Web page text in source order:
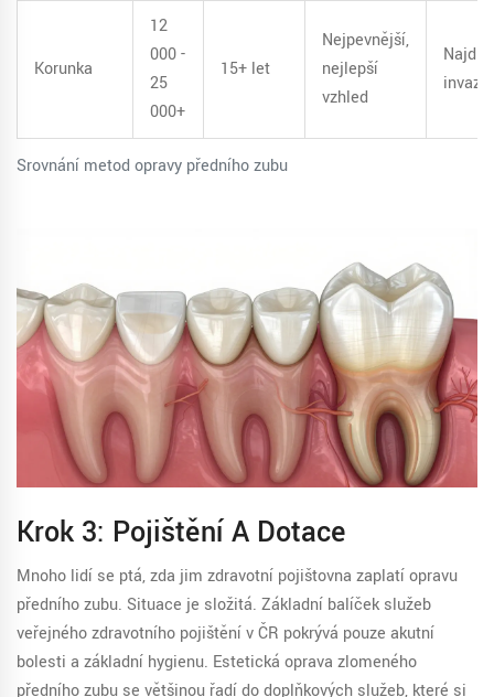
Srovnání metod opravy předního zubu
Korunka
12
000 -
25
000+
15+ let
Nejpevnější,
nejlepší
vzhled
Krok 3: Pojištění A Dotace
Mnoho lidí se ptá, zda jim zdravotní pojišťovna zaplatí opravu
předního zubu. Situace je složitá. Základní balíček služeb
veřejného zdravotního pojištění v ČR pokrývá pouze akutní
bolesti a základní hygienu. Estetická oprava zlomeného
předního zubu se většinou řadí do doplňkových služeb, které si